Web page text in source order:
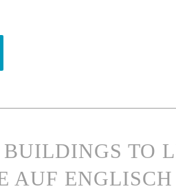
TO
AUF ENGLISCH